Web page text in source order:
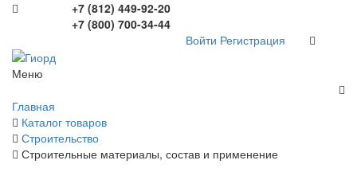
+7 (812) 449-92-20
+7 (800) 700-34-44
Войти Регистрация
Меню
Главная
Каталог товаров
Строительство
Строительные материалы, состав и применение